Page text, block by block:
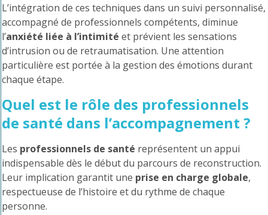
L’intégration de ces techniques dans un suivi personnalisé,
accompagné de professionnels compétents, diminue
l’anxiété liée à l’intimité et prévient les sensations
d’intrusion ou de retraumatisation. Une attention
particulière est portée à la gestion des émotions durant
chaque étape.
Quel est le rôle des professionnels
de santé dans l’accompagnement ?
Les professionnels de santé représentent un appui
indispensable dès le début du parcours de reconstruction.
Leur implication garantit une prise en charge globale,
respectueuse de l’histoire et du rythme de chaque
personne.